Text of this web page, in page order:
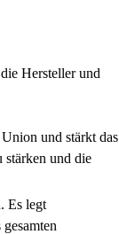
Hersteller und
und stärkt das
und die
Es legt